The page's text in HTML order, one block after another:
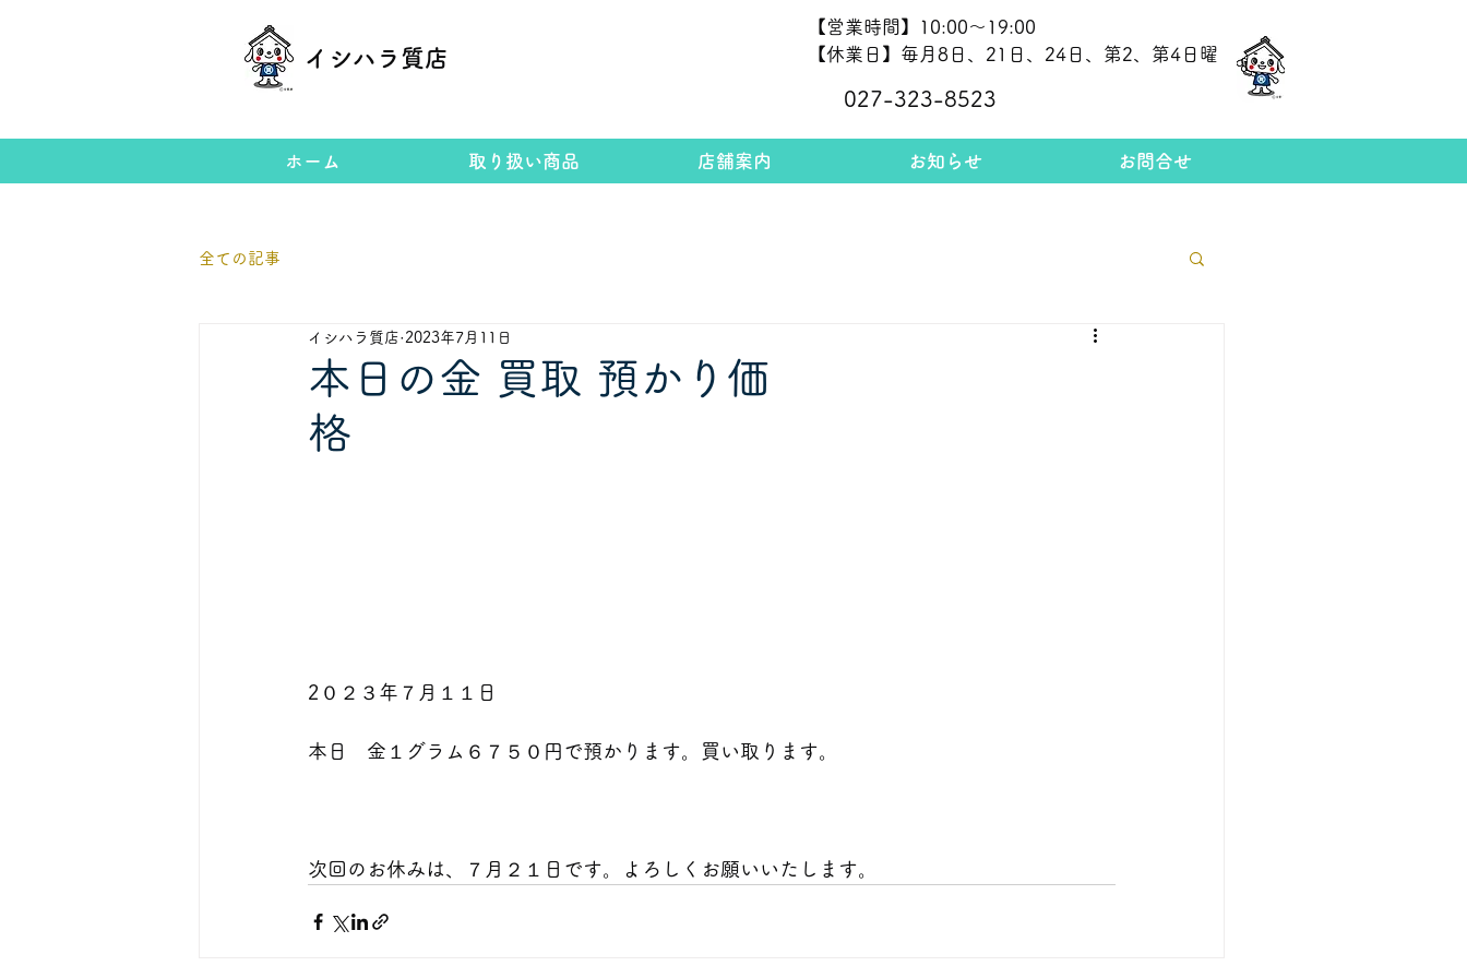
イシハラ質店
【営業時間】10:00～19:00
【休業日】毎月8日、21日、24日、第2、第4日曜
027-323-8523
ホーム 取り扱い商品 店舗案内 お知らせ お問合せ
全ての記事
本日の金 買取 預かり価
格
イシハラ質店 2023年7月11日
2０２３年７月１１日
本日　金１グラム６７５０円で預かります。買い取ります。
次回のお休みは、７月２１日です。よろしくお願いいたします。